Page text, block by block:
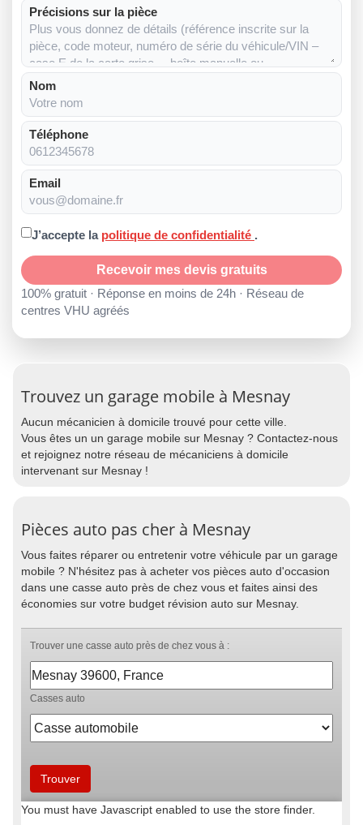
Précisions sur la pièce
Nom
Téléphone
Email
J’accepte la politique de confidentialité .
Recevoir mes devis gratuits
100% gratuit · Réponse en moins de 24h · Réseau de
centres VHU agréés
Trouvez un garage mobile à Mesnay
Aucun mécanicien à domicile trouvé pour cette ville.
Vous êtes un un garage mobile sur Mesnay ? Contactez-nous
et rejoignez notre réseau de mécaniciens à domicile
intervenant sur Mesnay !
Pièces auto pas cher à Mesnay
Vous faites réparer ou entretenir votre véhicule par un garage
mobile ? N'hésitez pas à acheter vos pièces auto d'occasion
dans une casse auto près de chez vous et faites ainsi des
économies sur votre budget révision auto sur Mesnay.